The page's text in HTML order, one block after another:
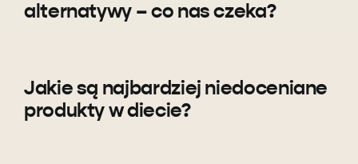
alternatywy – co nas czeka?
Jakie są najbardziej niedoceniane
produkty w diecie?